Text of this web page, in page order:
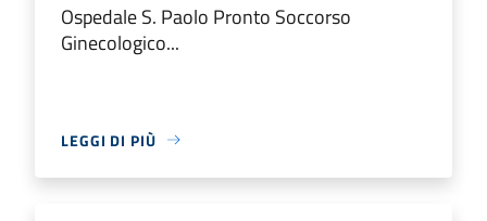
Ospedale S. Paolo Pronto Soccorso
Ginecologico...
LEGGI DI PIÙ